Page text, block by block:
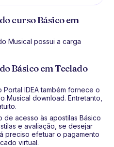
curso Básico em
Musical possui a carga
Básico em Teclado
IDEA também fornece o
Musical download. Entretanto,
de acesso às apostilas Básico
e avaliação, se desejar
preciso efetuar o pagamento
virtual.